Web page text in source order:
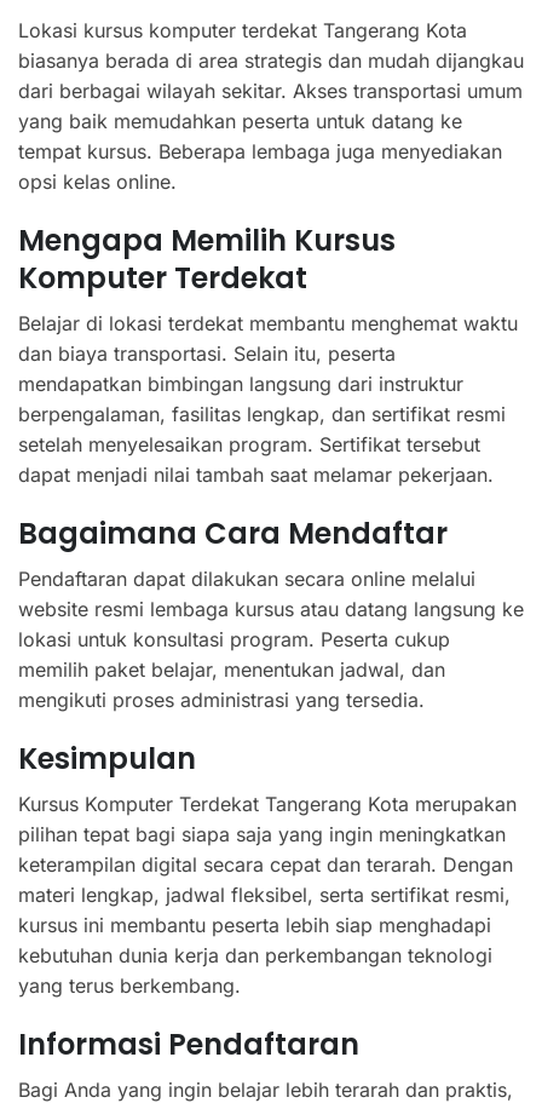
Lokasi kursus komputer terdekat Tangerang Kota
biasanya berada di area strategis dan mudah dijangkau
dari berbagai wilayah sekitar. Akses transportasi umum
yang baik memudahkan peserta untuk datang ke
tempat kursus. Beberapa lembaga juga menyediakan
opsi kelas online.
Mengapa Memilih Kursus
Komputer Terdekat
Belajar di lokasi terdekat membantu menghemat waktu
dan biaya transportasi. Selain itu, peserta
mendapatkan bimbingan langsung dari instruktur
berpengalaman, fasilitas lengkap, dan sertifikat resmi
setelah menyelesaikan program. Sertifikat tersebut
dapat menjadi nilai tambah saat melamar pekerjaan.
Bagaimana Cara Mendaftar
Pendaftaran dapat dilakukan secara online melalui
website resmi lembaga kursus atau datang langsung ke
lokasi untuk konsultasi program. Peserta cukup
memilih paket belajar, menentukan jadwal, dan
mengikuti proses administrasi yang tersedia.
Kesimpulan
Kursus Komputer Terdekat Tangerang Kota merupakan
pilihan tepat bagi siapa saja yang ingin meningkatkan
keterampilan digital secara cepat dan terarah. Dengan
materi lengkap, jadwal fleksibel, serta sertifikat resmi,
kursus ini membantu peserta lebih siap menghadapi
kebutuhan dunia kerja dan perkembangan teknologi
yang terus berkembang.
Informasi Pendaftaran
Bagi Anda yang ingin belajar lebih terarah dan praktis,